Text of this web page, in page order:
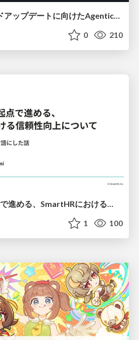
0 210
QAエンジニア起点で進める、SmartHRにおける信頼性向上について
1 100